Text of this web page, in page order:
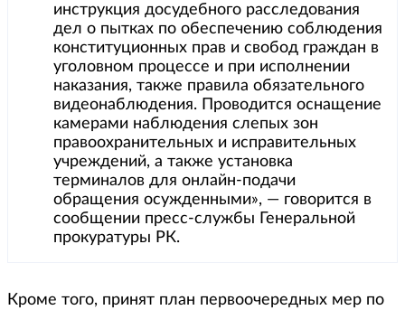
инструкция досудебного расследования
дел о пытках по обеспечению соблюдения
конституционных прав и свобод граждан в
уголовном процессе и при исполнении
наказания, также правила обязательного
видеонаблюдения. Проводится оснащение
камерами наблюдения слепых зон
правоохранительных и исправительных
учреждений, а также установка
терминалов для онлайн-подачи
обращения осужденными», — говорится в
сообщении пресс-службы Генеральной
прокуратуры РК.
Кроме того, принят план первоочередных мер по